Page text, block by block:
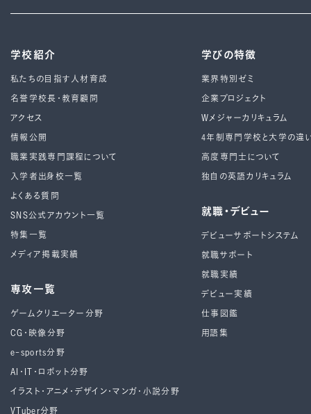
学校紹介
私たちの目指す人材育成
名誉学校長・教育顧問
アクセス
情報公開
職業実践専門課程について
入学者出身校一覧
よくある質問
SNS公式アカウント一覧
特集一覧
メディア掲載実績
専攻一覧
ゲームクリエーター分野
CG・映像分野
e-sports分野
AI・IT・ロボット分野
イラスト・アニメ・デザイン・マンガ・小説分野
VTuber分野
学びの特徴
業界特別ゼミ
企業プロジェクト
Wメジャーカリキュラム
4年制専⾨学校と⼤学の違
高度専門士について
独自の英語カリキュラム
就職・デビュー
デビューサポートシステム
就職サポート
就職実績
デビュー実績
仕事図鑑
用語集